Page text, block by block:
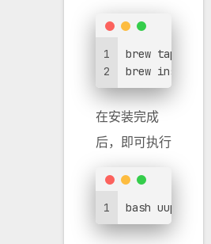
1
2
brew tap
brew install
在安装完成
后，即可执行
1 bash